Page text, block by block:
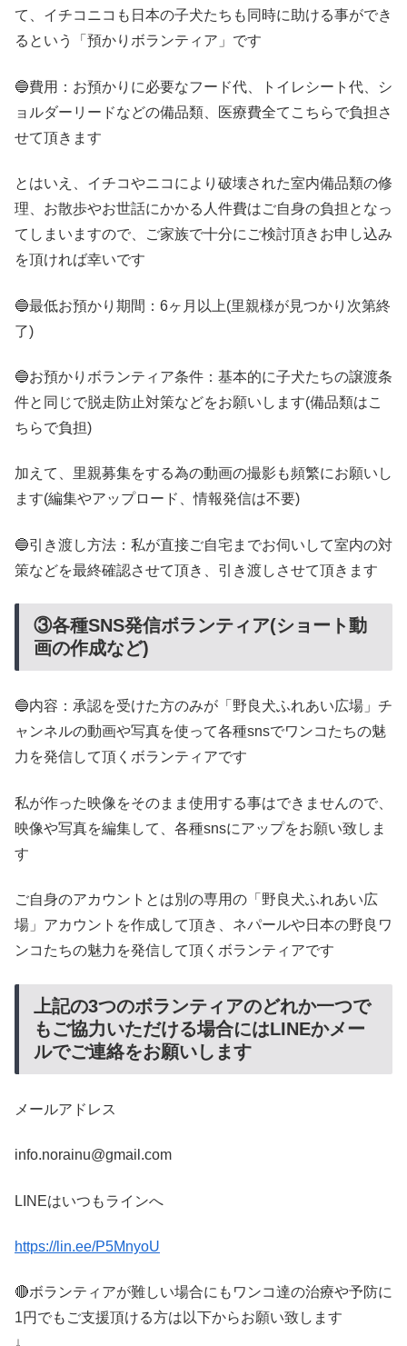
て、イチコニコも日本の子犬たちも同時に助ける事ができ
るという「預かりボランティア」です
🔵費用：お預かりに必要なフード代、トイレシート代、シ
ョルダーリードなどの備品類、医療費全てこちらで負担さ
せて頂きます
とはいえ、イチコやニコにより破壊された室内備品類の修
理、お散歩やお世話にかかる人件費はご自身の負担となっ
てしまいますので、ご家族で十分にご検討頂きお申し込み
を頂ければ幸いです
🔵最低お預かり期間：6ヶ月以上(里親様が見つかり次第終
了)
🔵お預かりボランティア条件：基本的に子犬たちの譲渡条
件と同じで脱走防止対策などをお願いします(備品類はこ
ちらで負担)
加えて、里親募集をする為の動画の撮影も頻繁にお願いし
ます(編集やアップロード、情報発信は不要)
🔵引き渡し方法：私が直接ご自宅までお伺いして室内の対
策などを最終確認させて頂き、引き渡しさせて頂きます
③各種SNS発信ボランティア(ショート動
画の作成など)
🔵内容：承認を受けた方のみが「野良犬ふれあい広場」チ
ャンネルの動画や写真を使って各種snsでワンコたちの魅
力を発信して頂くボランティアです
私が作った映像をそのまま使用する事はできませんので、
映像や写真を編集して、各種snsにアップをお願い致しま
す
ご自身のアカウントとは別の専用の「野良犬ふれあい広
場」アカウントを作成して頂き、ネパールや日本の野良ワ
ンコたちの魅力を発信して頂くボランティアです
上記の3つのボランティアのどれか一つで
もご協力いただける場合にはLINEかメー
ルでご連絡をお願いします
メールアドレス
info.norainu@gmail.com
LINEはいつもラインへ
https://lin.ee/P5MnyoU
🔴ボランティアが難しい場合にもワンコ達の治療や予防に
1円でもご支援頂ける方は以下からお願い致します